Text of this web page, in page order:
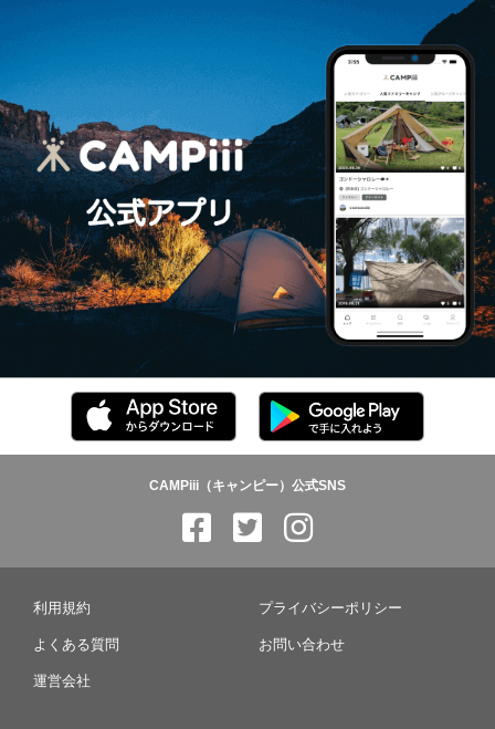
CAMPiii（キャンピー）公式SNS
利用規約 プライバシーポリシー
よくある質問 お問い合わせ
運営会社